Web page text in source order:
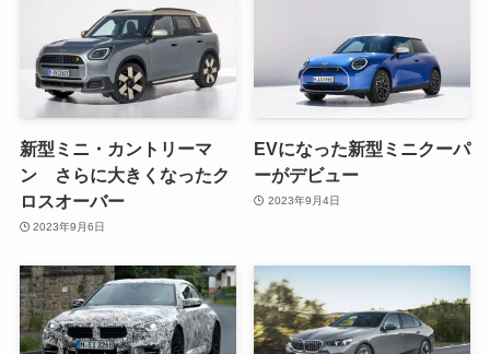
新型ミニ・カントリーマ
ン さらに大きくなったク
ロスオーバー
2023年9月6日
EVになった新型ミニクーパ
ーがデビュー
2023年9月4日